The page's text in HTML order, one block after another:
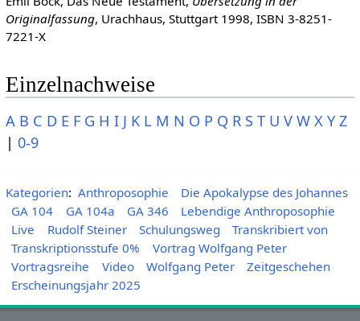
Originalfassung, Urachhaus, Stuttgart 1998, ISBN 3-8251-
7221-X
Einzelnachweise
A B C D E F G H I J K L M N O P Q R S T U V W X Y Z
| 0-9
Kategorien: Anthroposophie
Die Apokalypse des Johannes
GA 104
GA 104a GA 346
Lebendige Anthroposophie
Live
Rudolf Steiner Schulungsweg
Transkribiert von
Transkriptionsstufe 0%
Vortrag Wolfgang Peter
Vortragsreihe
Video Wolfgang Peter
Zeitgeschehen
Erscheinungsjahr 2025